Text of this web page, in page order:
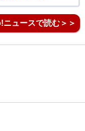
ュースで読む＞＞